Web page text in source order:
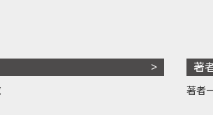
著
著者